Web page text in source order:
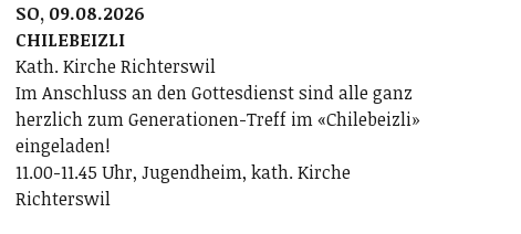
SO, 09.08.2026
CHILEBEIZLI
Kath. Kirche Richterswil
Im Anschluss an den Gottesdienst sind alle ganz
herzlich zum Generationen-Treff im «Chilebeizli»
eingeladen!
11.00-11.45 Uhr, Jugendheim, kath. Kirche
Richterswil